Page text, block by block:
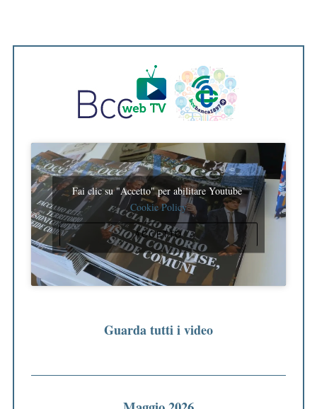
Fai clic su "Accetto" per abilitare Youtube
Cookie Policy
ACCETTO
Guarda tutti i video